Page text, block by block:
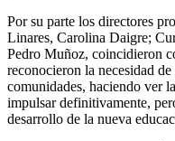
Por su parte los directores
Linares, Carolina Daigre;
Pedro Muñoz, coincidieron
reconocieron la necesidad
comunidades, haciendo ver
impulsar definitivamente,
desarrollo de la nueva